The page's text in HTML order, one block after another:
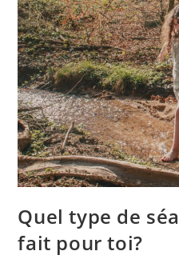
Quel type de
fait pour toi?